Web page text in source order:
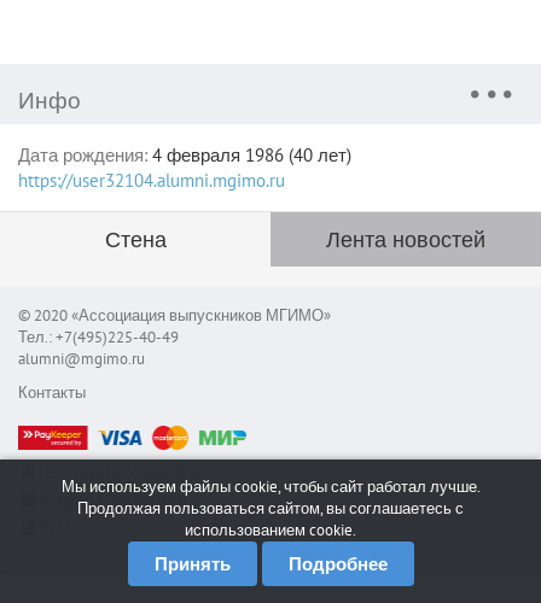
Инфо
Дата рождения: 4 февраля 1986 (40 лет)
https://user32104.alumni.mgimo.ru
Стена Лента новостей
© 2020 «Ассоциация выпускников МГИМО»
Тел.: +7(495)225-40-49
alumni@mgimo.ru
Контакты
Служба поддержки
Мы используем файлы cookie, чтобы сайт работал лучше.
Продолжая пользоваться сайтом, вы соглашаетесь с
использованием cookie.
Принять Подробнее